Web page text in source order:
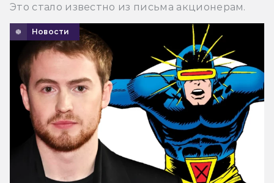
Это стало известно из письма акционерам.
Новости